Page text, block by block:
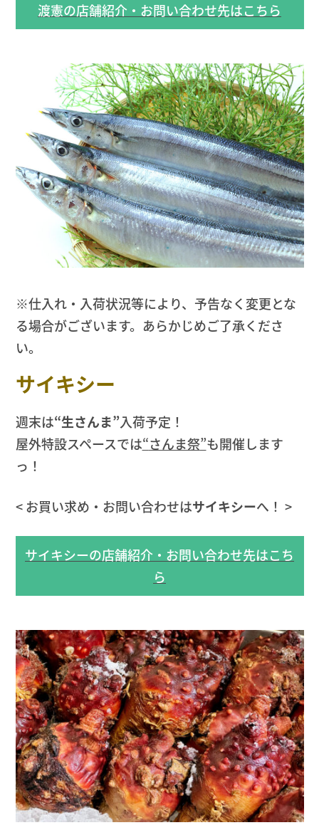
渡憲の店舗紹介・お問い合わせ先はこちら
※仕入れ・入荷状況等により、予告なく変更とな
る場合がございます。あらかじめご了承くださ
い。
サイキシー
週末は“生さんま”入荷予定！
屋外特設スペースでは“さんま祭”も開催します
っ！
< お買い求め・お問い合わせはサイキシーへ！ >
サイキシーの店舗紹介・お問い合わせ先はこち
ら